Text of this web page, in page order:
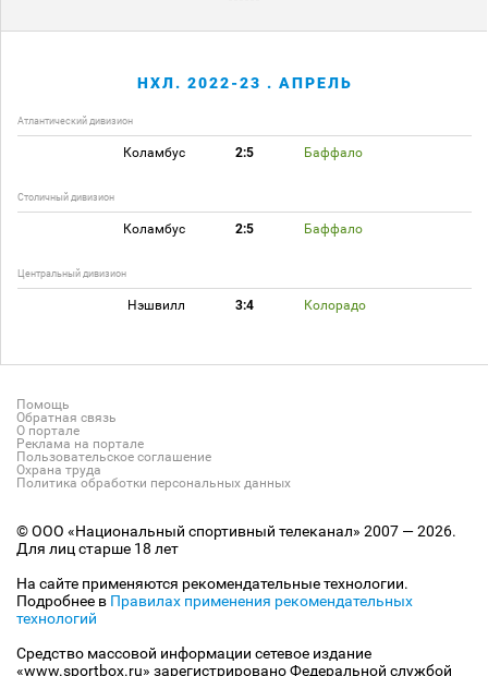
НХЛ. 2022-23 . АПРЕЛЬ
Атлантический дивизион
Коламбус 2:5 Баффало
Столичный дивизион
Коламбус 2:5 Баффало
Центральный дивизион
Нэшвилл 3:4 Колорадо
Помощь
Обратная связь
О портале
Реклама на портале
Пользовательское соглашение
Охрана труда
Политика обработки персональных данных
© ООО «Национальный спортивный телеканал» 2007 — 2026.
Для лиц старше 18 лет
На сайте применяются рекомендательные технологии.
Подробнее в Правилах применения рекомендательных
технологий
Средство массовой информации сетевое издание
«www.sportbox.ru» зарегистрировано Федеральной службой